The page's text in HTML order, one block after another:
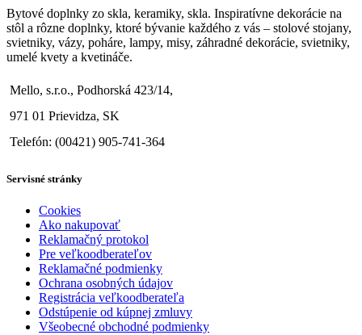
Bytové doplnky zo skla, keramiky, skla. Inspiratívne dekorácie na
stôl a rôzne doplnky, ktoré bývanie každého z vás – stolové stojany,
svietniky, vázy, poháre, lampy, misy, záhradné dekorácie, svietniky,
umelé kvety a kvetináče.
Mello, s.r.o., Podhorská 423/14,
971 01 Prievidza, SK
Telefón: (00421) 905-741-364
Servisné stránky
Cookies
Ako nakupovať
Reklamačný protokol
Pre veľkoodberateľov
Reklamačné podmienky
Ochrana osobných údajov
Registrácia veľkoodberateľa
Odstúpenie od kúpnej zmluvy
Všeobecné obchodné podmienky